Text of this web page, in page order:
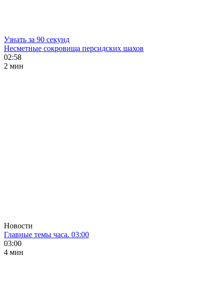
Узнать за 90 секунд
Несметные сокровища персидских шахов
02:58
2 мин
Новости
Главные темы часа. 03:00
03:00
4 мин